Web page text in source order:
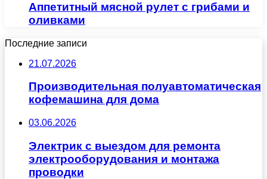
Аппетитный мясной рулет с грибами и
оливками
Последние записи
21.07.2026
Производительная полуавтоматическая
кофемашина для дома
03.06.2026
Электрик с выездом для ремонта
электрооборудования и монтажа
проводки